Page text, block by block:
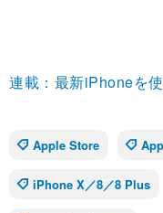
連載：最新iPhoneを
Apple Store
iPhone X／8／8 Plus